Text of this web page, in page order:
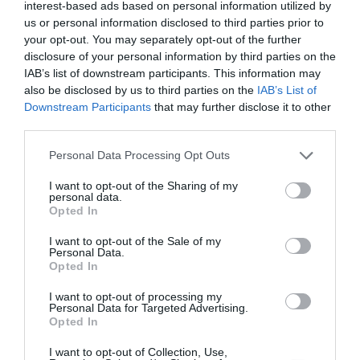
interest-based ads based on personal information utilized by
us or personal information disclosed to third parties prior to
your opt-out. You may separately opt-out of the further
disclosure of your personal information by third parties on the
IAB’s list of downstream participants. This information may
also be disclosed by us to third parties on the IAB’s List of
Downstream Participants that may further disclose it to other
Personal Data Processing Opt Outs
I want to opt-out of the Sharing of my
personal data.
Opted In
I want to opt-out of the Sale of my
Personal Data.
Opted In
I want to opt-out of processing my
Personal Data for Targeted Advertising.
Opted In
I want to opt-out of Collection, Use,
Φωτογράφιση έργων:
Γιώργος Τσούτσουρας
Κεντρική εικόνα θέματος: Νο.51.1 – Χειρο(α)νομίες IV –
Ταυτότητα Εκδήλωσης
Ημερομηνία:
Από: Εως:
Εγκαίνια: Τετάρτη 20 Μαΐου 2026, 19:00-22:00
Ώρες λειτουργίας: Τρίτη: 17:00–21:00 | Πέμπτη &
Παρασκευή: 12:00–20:00 | Σάββατο: 11:00–15:00 |
Κυριακή, Δευτέρα, Τετάρτη κατόπιν ραντεβού